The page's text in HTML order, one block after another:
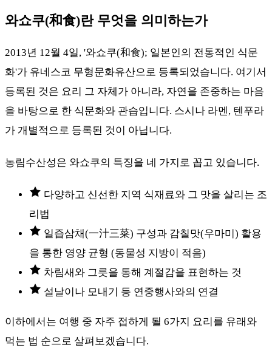
와쇼쿠(和食)란 무엇을 의미하는가
2013년 12월 4일, '와쇼쿠(和食); 일본인의 전통적인 식문
화'가 유네스코 무형문화유산으로 등록되었습니다. 여기서
등록된 것은 요리 그 자체가 아니라, 자연을 존중하는 마음
을 바탕으로 한 식문화와 관습입니다. 스시나 라멘, 텐푸라
가 개별적으로 등록된 것이 아닙니다.
농림수산성은 와쇼쿠의 특징을 네 가지로 꼽고 있습니다.
다양하고 신선한 지역 식재료와 그 맛을 살리는 조
리법
일즙삼채(一汁三菜) 구성과 감칠맛(우마미) 활용
을 통한 영양 균형 (동물성 지방이 적음)
차림새와 그릇을 통해 계절감을 표현하는 것
설날이나 모내기 등 연중행사와의 연결
이하에서는 여행 중 자주 접하게 될 6가지 요리를 유래와
먹는 법 순으로 살펴보겠습니다.